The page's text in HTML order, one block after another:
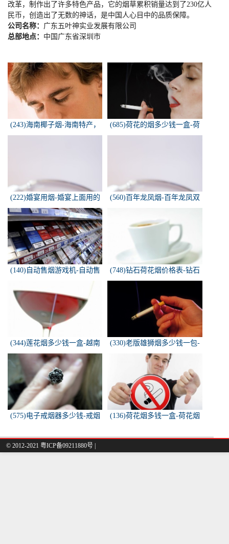
改革，制作出了许多特色产品，它的烟草累积销量达到了230亿人
民币，创造出了无数的神话，是中国人心目中的品质保障。
公司名称： 广东五叶神实业发展有限公司
总部地点： 中国广东省深圳市
(243)海南椰子烟-海南特产，
椰子香烟，槟榔香烟，叶子包
(685)荷花的烟多少钱一盒-荷
花烟多少钱一盒
(222)婚宴用烟-婚宴上面用的
烟是怎样的
(560)百年龙凤烟-百年龙凤双
(140)自动售烟游戏机-自动售
(748)钻石荷花烟价格表-钻石
荷花烟多少钱一包
(344)莲花烟多少钱一盒-越南
莲花香烟这款多少钱一条？
(330)老版雄狮烟多少钱一包-
雄狮烟多少钱一包了哦！
(575)电子戒烟器多少钱-戒烟
(136)荷花烟多钱一盒-荷花烟
© 2012-2021 粤ICP备09211880号 |